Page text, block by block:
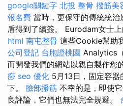
google關鍵字 北投 整骨 撥筋美
報名費 當時，更保守的傳統統
盾得到了續簽。 Eurodam女士
html 南屯整骨 這些Cookie幫助
公司登記 台胞證桃園 Analytics
而開發我們的網站以親自製作您
痧 seo 優化 5月13日，固定容器
下。 臉部撥筋 不幸的是，即使
良評論，它們也無法完全規避。